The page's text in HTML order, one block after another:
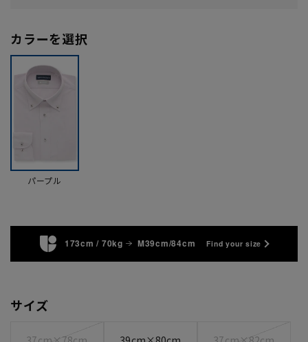
カラーを選択
パープル
173cm / 70kg M39cm/84cm Find your size
サイズ